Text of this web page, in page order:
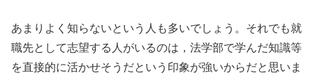
あまりよく知らないという人も多いでしょう。それでも就
職先として志望する人がいるのは，法学部で学んだ知識等
を直接的に活かせそうだという印象が強いからだと思いま